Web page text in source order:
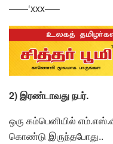
——‘xxx—–
2) இரண்டாவது நபர்.
ஒரு கம்பெனியில்
கொண்டு இருந்தபோது..